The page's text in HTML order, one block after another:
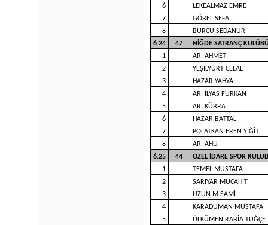
6
LEKEALMAZ EMRE
7
GÖBEL SEFA
8
BURCU SEDANUR
6.24
47
NİĞDE SATRANÇ
1
ARI AHMET
2
YEŞİLYURT CELAL
3
HAZAR YAHYA
4
ARI İLYAS FURKAN
5
ARI KÜBRA
6
HAZAR BATTAL
7
POLATKAN EREN YİĞİT
8
ARI AHU
6.25
44
ÖZEL İDARE SPOR
1
TEMEL MUSTAFA
2
SARIYAR MÜCAHİT
3
UZUN M.SAMİ
4
KARADUMAN MUSTAFA
5
ÜLKÜMEN RABİA TUĞÇE